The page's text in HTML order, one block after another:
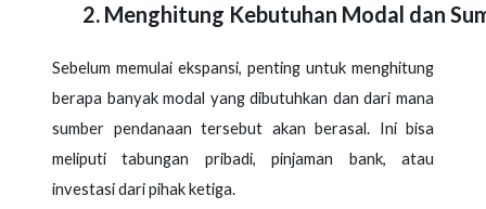
Menghitung Kebutuhan Modal dan
Sebelum memulai ekspansi, penting untuk menghitung
berapa banyak modal yang dibutuhkan dan dari mana
sumber pendanaan tersebut akan berasal. Ini bisa
meliputi tabungan pribadi, pinjaman bank, atau
investasi dari pihak ketiga.